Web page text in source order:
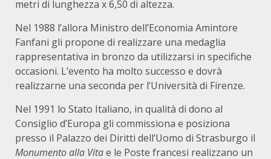
metri di lunghezza x 6,50 di altezza.
Nel 1988 l’allora Ministro dell’Economia Amintore
Fanfani gli propone di realizzare una medaglia
rappresentativa in bronzo da utilizzarsi in specifiche
occasioni. L’evento ha molto successo e dovrà
realizzarne una seconda per l’Università di Firenze.
Nel 1991 lo Stato Italiano, in qualità di dono al
Consiglio d’Europa gli commissiona e posiziona
presso il Palazzo dei Diritti dell’Uomo di Strasburgo il
Monumento alla Vitae le Poste francesi realizzano un